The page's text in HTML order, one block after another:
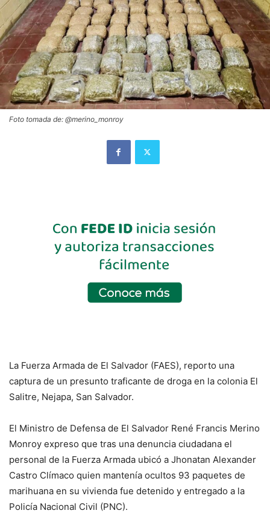
Foto tomada de: @merino_monroy
La Fuerza Armada de El Salvador (FAES), reporto una
captura de un presunto traficante de droga en la colonia El
Salitre, Nejapa, San Salvador.
El Ministro de Defensa de El Salvador René Francis Merino
Monroy expreso que tras una denuncia ciudadana el
personal de la Fuerza Armada ubicó a Jhonatan Alexander
Castro Clímaco quien mantenía ocultos 93 paquetes de
marihuana en su vivienda fue detenido y entregado a la
Policía Nacional Civil (PNC).